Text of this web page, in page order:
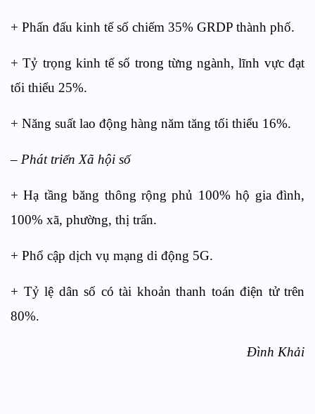
+ Phấn đấu kinh tế số chiếm 35% GRDP thành phố.
+ Tỷ trọng kinh tế số trong từng ngành, lĩnh vực đạt
tối thiểu 25%.
+ Năng suất lao động hàng năm tăng tối thiểu 16%.
– Phát triển Xã hội số
+ Hạ tầng băng thông rộng phủ 100% hộ gia đình,
100% xã, phường, thị trấn.
+ Phổ cập dịch vụ mạng di động 5G.
+ Tỷ lệ dân số có tài khoản thanh toán điện tử trên
80%.
Đình Khải